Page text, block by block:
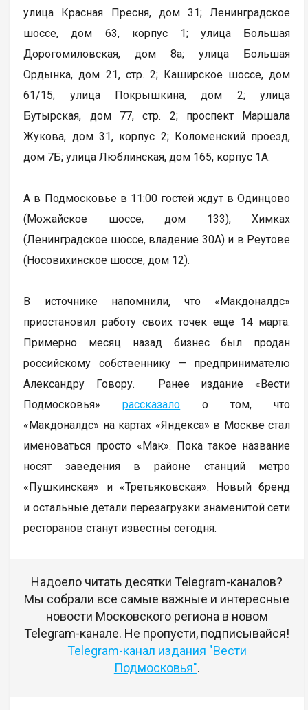
улица Красная Пресня, дом 31; Ленинградское
шоссе, дом 63, корпус 1; улица Большая
Дорогомиловская, дом 8а; улица Большая
Ордынка, дом 21, стр. 2; Каширское шоссе, дом
61/15; улица Покрышкина, дом 2; улица
Бутырская, дом 77, стр. 2; проспект Маршала
Жукова, дом 31, корпус 2; Коломенский проезд,
дом 7Б; улица Люблинская, дом 165, корпус 1А.
А в Подмосковье в 11:00 гостей ждут в Одинцово
(Можайское шоссе, дом 133), Химках
(Ленинградское шоссе, владение 30А) и в Реутове
(Носовихинское шоссе, дом 12).
В источнике напомнили, что «Макдоналдс»
приостановил работу своих точек еще 14 марта.
Примерно месяц назад бизнес был продан
российскому собственнику — предпринимателю
Александру Говору. Ранее издание «Вести
Подмосковья»рассказало о том, что
«Макдоналдс» на картах «Яндекса» в Москве стал
именоваться просто «Мак». Пока такое название
носят заведения в районе станций метро
«Пушкинская» и «Третьяковская». Новый бренд
и остальные детали перезагрузки знаменитой сети
ресторанов станут известны сегодня.
Надоело читать десятки Telegram-каналов?
Мы собрали все самые важные и интересные
новости Московского региона в новом
Telegram-канале. Не пропусти, подписывайся!
Telegram-канал издания "Вести
Подмосковья".